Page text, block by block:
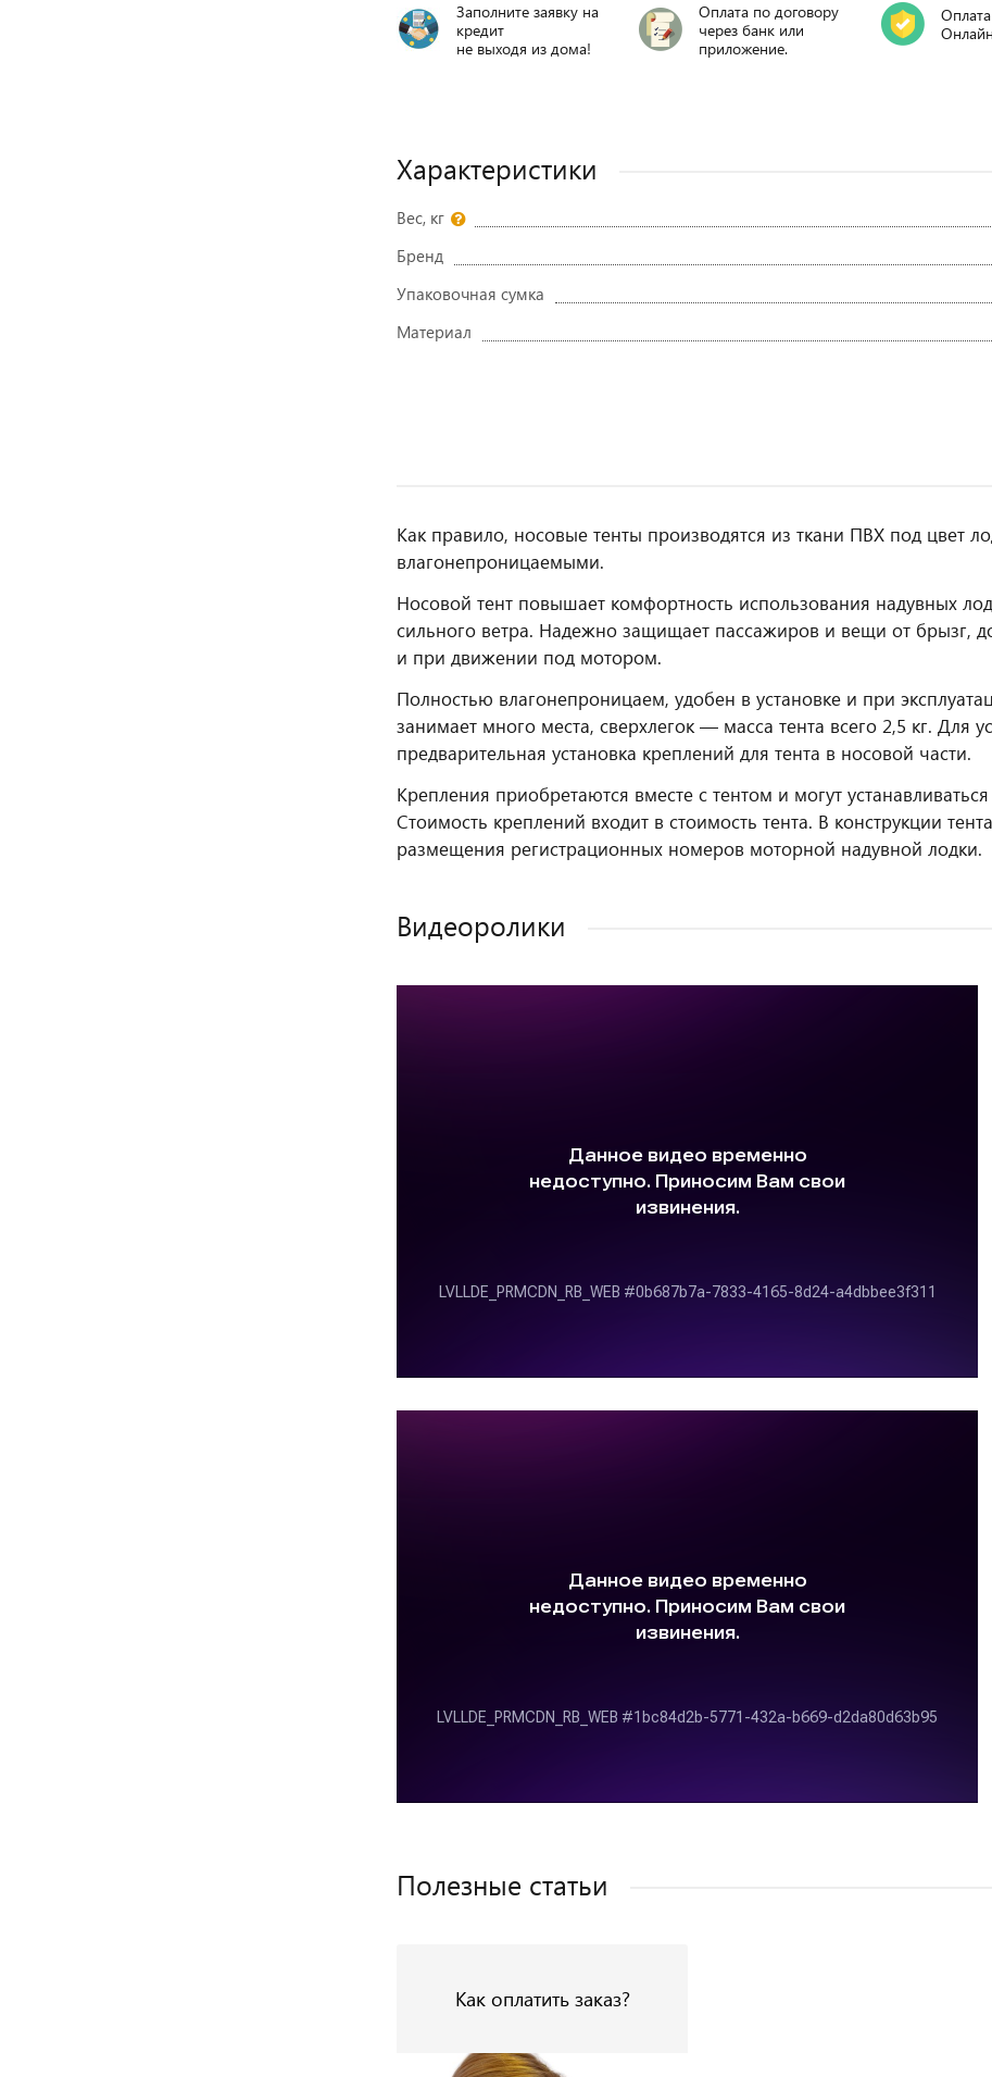
Заполните заявку на
кредит
не выходя из дома!
Оплата по договору
через банк или
приложение.
Характеристики
Вес, кг
Бренд
Упаковочная сумка
Материал
Как правило, носовые тенты производятся из ткани ПВХ под цвет
влагонепроницаемыми.
Носовой тент повышает комфортность использования надувных
сильного ветра. Надежно защищает пассажиров и вещи от брызг,
и при движении под мотором.
Полностью влагонепроницаем, удобен в установке и при
занимает много места, сверхлегок — масса тента всего 2,5 кг. Для
предварительная установка креплений для тента в носовой части.
Крепления приобретаются вместе с тентом и могут
Стоимость креплений входит в стоимость тента. В конструкции
размещения регистрационных номеров моторной надувной лодки.
Видеоролики
Полезные статьи
Как оплатить заказ?